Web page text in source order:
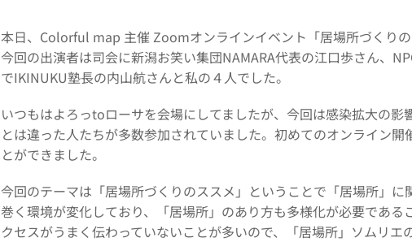
本日、Colorful map 主催 Zoomオンラインイベント「居場所づくりの
今回の出演者は司会に新潟お笑い集団NAMARA代表の江口歩さん、
でIKINUKU塾長の内山航さんと私の４人でした。
いつもはよろっtoローサを会場にしてましたが、今回は感染拡大の
とは違った人たちが多数参加されていました。初めてのオンライン
とができました。
今回のテーマは「居場所づくりのススメ」ということで「居場所」
巻く環境が変化しており、「居場所」のあり方も多様化が必要であ
クセスがうまく伝わっていないことが多いので、「居場所」ソムリ